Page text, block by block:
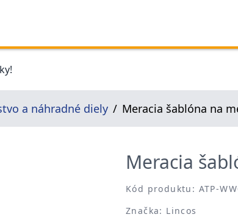
a náhradné diely Meracia šablóna na
Meracia
Kód produktu: ATP-
Značka: Lincos